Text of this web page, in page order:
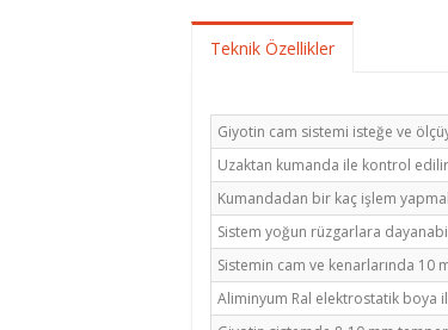
Teknik Özellikler
Giyotin cam sistemi isteğe ve
Uzaktan kumanda ile kontrol
Kumandadan bir kaç işlem
Sistem yoğun rüzgarlara
Sistemin cam ve kenarlarında 10
Aliminyum Ral elektrostatik boya